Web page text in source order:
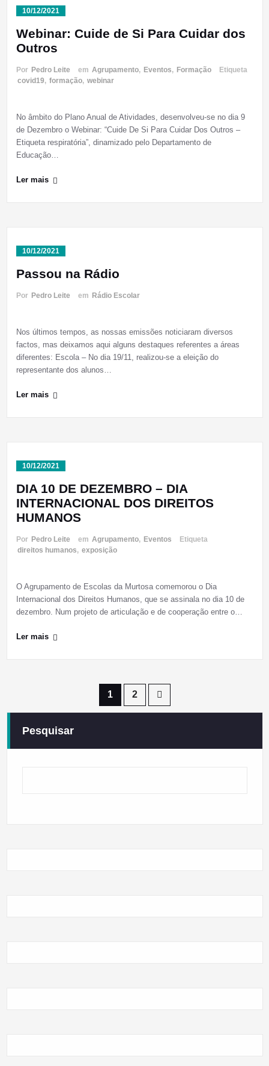
10/12/2021
Webinar: Cuide de Si Para Cuidar dos
Outros
Por Pedro Leite em Agrupamento, Eventos, Formação
Etiqueta
covid19, formação, webinar
No âmbito do Plano Anual de Atividades, desenvolveu-se no dia 9
de Dezembro o Webinar: “Cuide De Si Para Cuidar Dos Outros –
Etiqueta respiratória”, dinamizado pelo Departamento de
Educação…
Ler mais
10/12/2021
Passou na Rádio
Por Pedro Leite em Rádio Escolar
Nos últimos tempos, as nossas emissões noticiaram diversos
factos, mas deixamos aqui alguns destaques referentes a áreas
diferentes: Escola – No dia 19/11, realizou-se a eleição do
representante dos alunos…
Ler mais
10/12/2021
DIA 10 DE DEZEMBRO – DIA
INTERNACIONAL DOS DIREITOS
HUMANOS
Por Pedro Leite em Agrupamento, Eventos
Etiqueta
direitos humanos, exposição
O Agrupamento de Escolas da Murtosa comemorou o Dia
Internacional dos Direitos Humanos, que se assinala no dia 10 de
dezembro. Num projeto de articulação e de cooperação entre o…
Ler mais
conteúdos
1 2
Pesquisar